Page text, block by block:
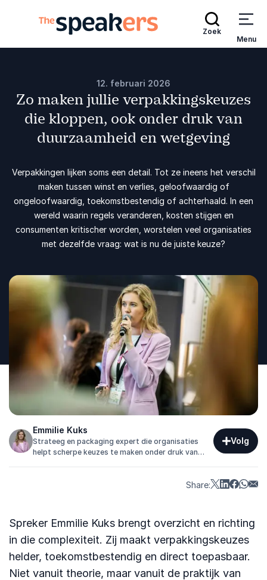
Zoek
Menu
12. februari 2026
Zo maken jullie verpakkingskeuzes
die kloppen, ook onder druk van
duurzaamheid en wetgeving
Verpakkingen lijken soms een detail. Tot ze ineens het verschil
maken tussen winst en verlies, geloofwaardig of
ongeloofwaardig, toekomstbestendig of achterhaald. In een
wereld waarin regels veranderen, kosten stijgen en
consumenten kritischer worden, worstelen veel organisaties
met dezelfde vraag: wat is nu de juiste keuze?
Emmilie Kuks
Strateeg en packaging expert die organisaties
helpt scherpe keuzes te maken onder druk van
Volg
Share:
Spreker Emmilie Kuks brengt overzicht en richting
in die complexiteit. Zij maakt verpakkingskeuzes
helder, toekomstbestendig en direct toepasbaar.
Niet vanuit theorie, maar vanuit de praktijk van